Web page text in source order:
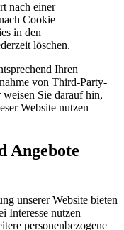
nach einer
Cookie
in den
löschen.
Ihren
von Third-Party-
Sie darauf hin,
Website nutzen
Angebote
unserer Website bieten
Interesse nutzen
personenbezogene